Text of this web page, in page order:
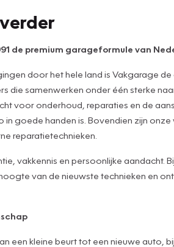
de premium garageformule van
door het hele land is Vakgarage
die samenwerken onder één sterke
voor onderhoud, reparaties en de
goede handen is. Bovendien zijn
reparatietechnieken.
vakkennis en persoonlijke
van de nieuwste technieken en
een kleine beurt tot een nieuwe auto,